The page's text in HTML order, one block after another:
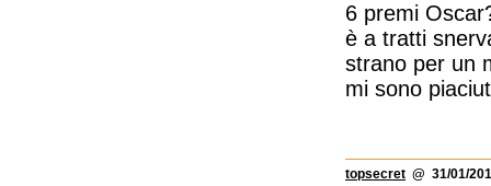
6 premi
è a tratti
strano per un
mi sono
topsecret @ 31/01/